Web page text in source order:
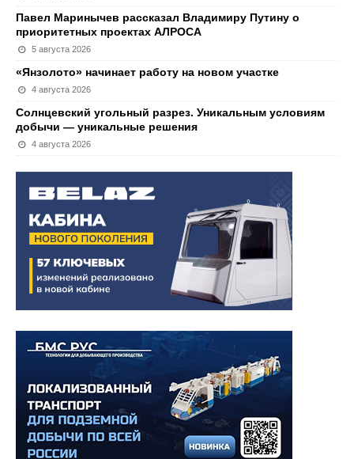
Павел Маринычев рассказал Владимиру Путину о
приоритетных проектах АЛРОСА
5 августа 2026
«Янзолото» начинает работу на новом участке
4 августа 2026
Солнцевский угольный разрез. Уникальным условиям
добычи — уникальные решения
4 августа 2026